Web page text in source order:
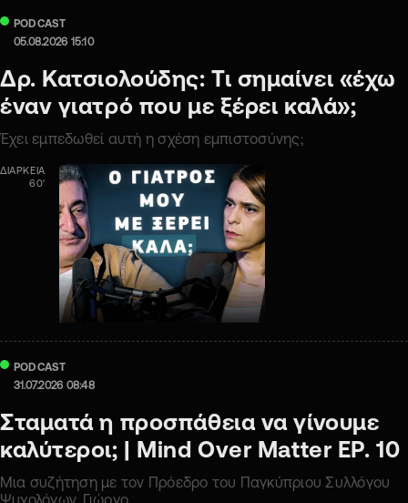
PODCAST
05.08.2026 15:10
Δρ. Κατσιολούδης: Τι σημαίνει «έχω
έναν γιατρό που με ξέρει καλά»;
Έχει εμπεδωθεί αυτή η σχέση εμπιστοσύνης;
ΔΙΑΡΚΕΙΑ
60'
PODCAST
31.07.2026 08:48
Σταματά η προσπάθεια να γίνουμε
καλύτεροι; | Mind Oνer Matter ΕΡ. 10
Μια συζήτηση με τον Πρόεδρο του Παγκύπριου Συλλόγου
Ψυχολόγων, Γιώργο